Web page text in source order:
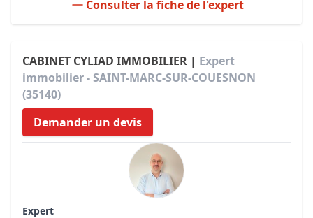
Consulter la fiche de l'expert
CABINET CYLIAD IMMOBILIER | Expert
immobilier - SAINT-MARC-SUR-COUESNON
(35140)
Demander un devis
Expert